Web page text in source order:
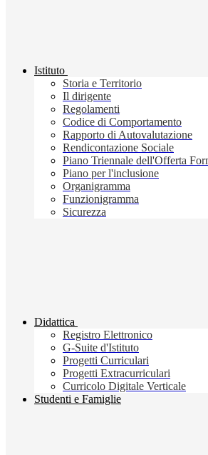
Istituto
Storia e Territorio
Il dirigente
Regolamenti
Codice di Comportamento
Rapporto di Autovalutazione
Rendicontazione Sociale
Piano Triennale dell'Offerta
Piano per l'inclusione
Organigramma
Funzionigramma
Sicurezza
Didattica
Registro Elettronico
G-Suite d'Istituto
Progetti Curriculari
Progetti Extracurriculari
Curricolo Digitale Verticale
Studenti e Famiglie